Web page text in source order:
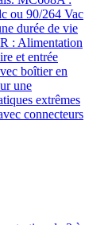
ou 90/264 Vac
durée de vie
: Alimentation
et entrée
boîtier en
une
extrêmes
connecteurs